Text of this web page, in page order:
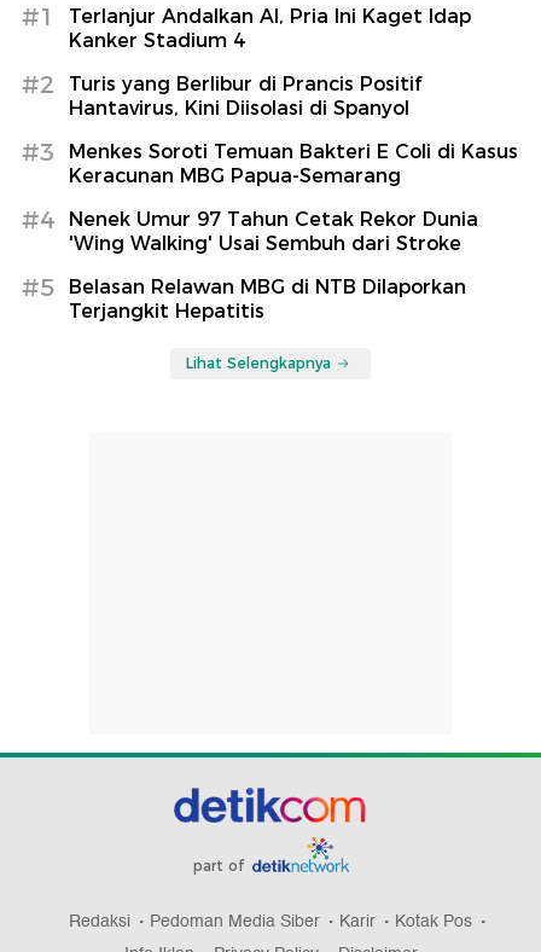
#1
Terlanjur Andalkan AI, Pria Ini Kaget Idap
Kanker Stadium 4
#2
Turis yang Berlibur di Prancis Positif
Hantavirus, Kini Diisolasi di Spanyol
#3
Menkes Soroti Temuan Bakteri E Coli di Kasus
Keracunan MBG Papua-Semarang
#4
Nenek Umur 97 Tahun Cetak Rekor Dunia
'Wing Walking' Usai Sembuh dari Stroke
#5
Belasan Relawan MBG di NTB Dilaporkan
Terjangkit Hepatitis
Lihat Selengkapnya
part of
Redaksi Pedoman Media Siber Karir
Kotak Pos